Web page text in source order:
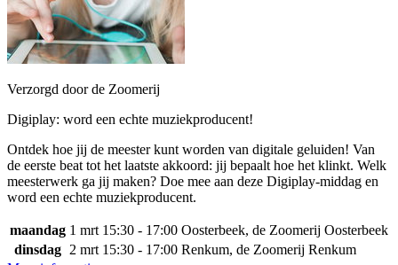
Verzorgd door de Zoomerij
Digiplay: word een echte muziekproducent!
Ontdek hoe jij de meester kunt worden van digitale geluiden! Van
de eerste beat tot het laatste akkoord: jij bepaalt hoe het klinkt. Welk
meesterwerk ga jij maken? Doe mee aan deze Digiplay-middag en
word een echte muziekproducent.
maandag 1 mrt 15:30 - 17:00 Oosterbeek, de Zoomerij Oosterbeek
dinsdag 2 mrt 15:30 - 17:00 Renkum, de Zoomerij Renkum